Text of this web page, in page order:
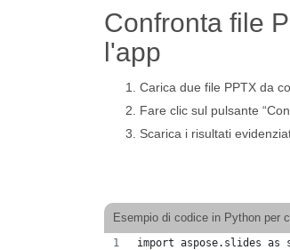
Confronta file
l'app
Carica due file PPTX da
Fare clic sul pulsante
Scarica i risultati
Esempio di codice in Python per
import aspose.slides as